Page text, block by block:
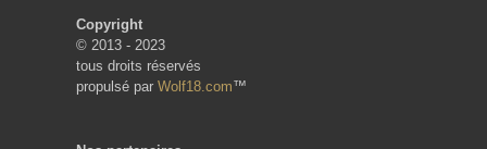
Copyright
© 2013 - 2023
tous droits réservés
propulsé par Wolf18.com™